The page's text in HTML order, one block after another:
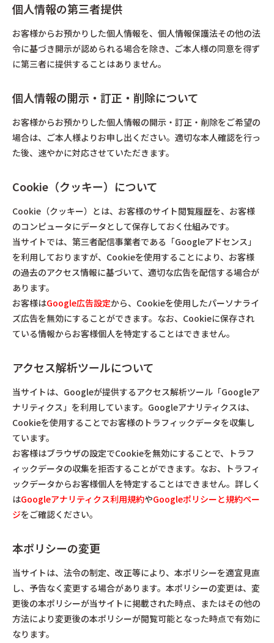
個人情報の第三者提供
お客様からお預かりした個人情報を、個人情報保護法その他の法
令に基づき開示が認められる場合を除き、ご本人様の同意を得ず
に第三者に提供することはありません。
個人情報の開示・訂正・削除について
お客様からお預かりした個人情報の開示・訂正・削除をご希望の
場合は、ご本人様よりお申し出ください。適切な本人確認を行っ
た後、速やかに対応させていただきます。
Cookie（クッキー）について
Cookie（クッキー）とは、お客様のサイト閲覧履歴を、お客様
のコンピュータにデータとして保存しておく仕組みです。
当サイトでは、第三者配信事業者である「Googleアドセンス」
を利用しておりますが、Cookieを使用することにより、お客様
の過去のアクセス情報に基づいて、適切な広告を配信する場合が
あります。
お客様はGoogle広告設定から、Cookieを使用したパーソナライ
ズ広告を無効にすることができます。なお、Cookieに保存され
ている情報からお客様個人を特定することはできません。
アクセス解析ツールについて
当サイトは、Googleが提供するアクセス解析ツール「Googleア
ナリティクス」を利用しています。Googleアナリティクスは、
Cookieを使用することでお客様のトラフィックデータを収集し
ています。
お客様はブラウザの設定でCookieを無効にすることで、トラフ
ィックデータの収集を拒否することができます。なお、トラフィ
ックデータからお客様個人を特定することはできません。詳しく
はGoogleアナリティクス利用規約やGoogleポリシーと規約ペー
ジをご確認ください。
本ポリシーの変更
当サイトは、法令の制定、改正等により、本ポリシーを適宜見直
し、予告なく変更する場合があります。本ポリシーの変更は、変
更後の本ポリシーが当サイトに掲載された時点、またはその他の
方法により変更後の本ポリシーが閲覧可能となった時点で有効に
なります。